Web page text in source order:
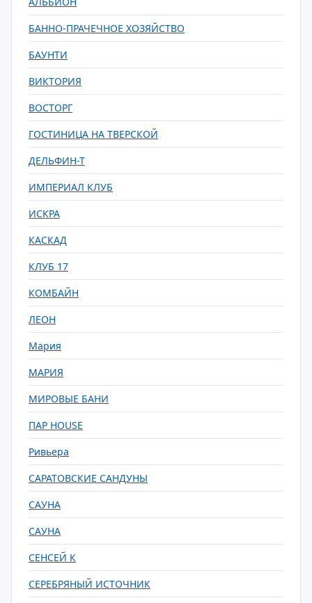
БАННО-ПРАЧЕЧНОЕ ХОЗЯЙСТВО
БАУНТИ
ВИКТОРИЯ
ВОСТОРГ
ГОСТИНИЦА НА ТВЕРСКОЙ
ДЕЛЬФИН-Т
ИМПЕРИАЛ КЛУБ
ИСКРА
КАСКАД
КЛУБ 17
КОМБАЙН
ЛЕОН
Мария
МАРИЯ
МИРОВЫЕ БАНИ
ПАР HOUSE
Ривьера
САРАТОВСКИЕ САНДУНЫ
САУНА
САУНА
СЕНСЕЙ К
СЕРЕБРЯНЫЙ ИСТОЧНИК